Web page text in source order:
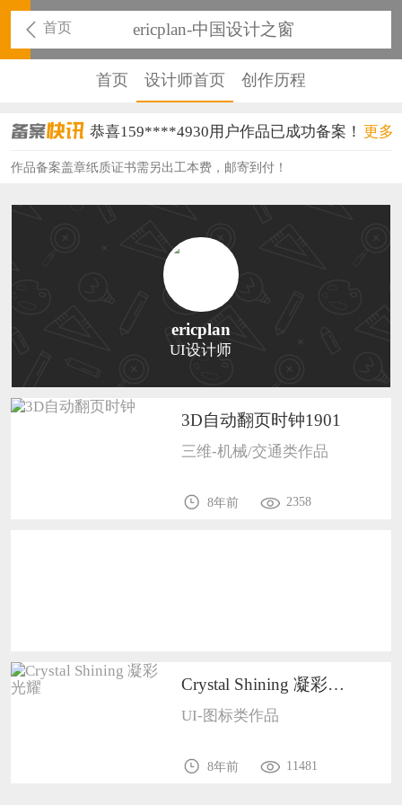
首页 ericplan-中国设计之窗
首页 设计师首页 创作历程
恭喜159****4930用户作品已成功备案！
恭喜150****6483用户作品已成功备案！
恭喜131****2473用户作品已成功备案！
恭喜159****4201用户作品已成功备案！
恭喜133****6466用户作品已成功备案！
恭喜131****1475用户作品已成功备案！
恭喜133****8874用户作品已成功备案！
恭喜138****8638用户作品已成功备案！
恭喜133****9020用户作品已成功备案！
恭喜136****9807用户作品已成功备案！
更多
作品备案盖章纸质证书需另出工本费，邮寄到付！
ericplan
UI设计师
3D自动翻页时钟1901
三维-机械/交通类作品
8年前 2358
Crystal Shining 凝彩光耀1101
UI-图标类作品
8年前 11481